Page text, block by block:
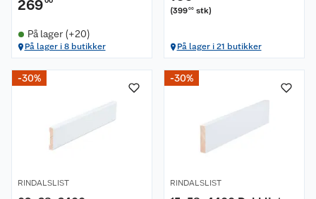
269
På lager (+20)
På lager i 8 butikker
(39900 stk)
På lager i 21 butikker
-30%
RINDALSLIST
-30%
RINDALSLIST